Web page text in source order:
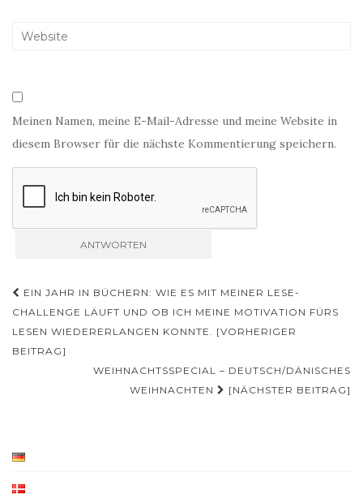
Meinen Namen, meine E-Mail-Adresse und meine Website in
diesem Browser für die nächste Kommentierung speichern.
Beitragsnavigation
EIN JAHR IN BÜCHERN: WIE ES MIT MEINER LESE-
CHALLENGE LÄUFT UND OB ICH MEINE MOTIVATION FÜRS
LESEN WIEDERERLANGEN KONNTE. [VORHERIGER
BEITRAG]
WEIHNACHTSSPECIAL – DEUTSCH/DÄNISCHES
WEIHNACHTEN
[NÄCHSTER BEITRAG]